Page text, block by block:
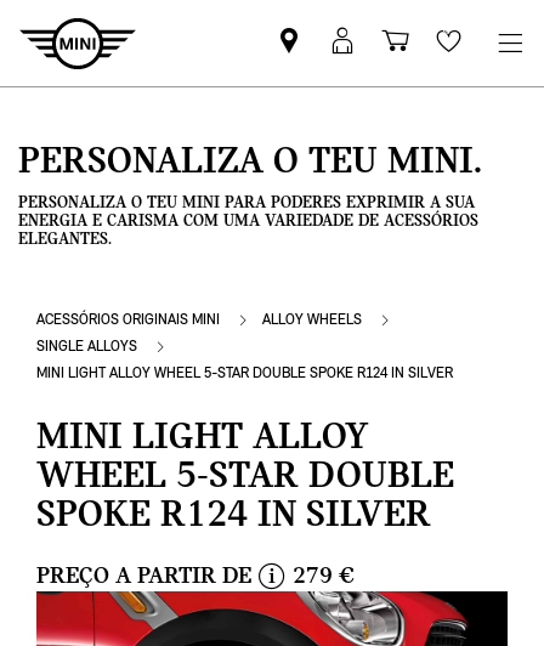
Pesquisar
parceiro
Iniciar
sessão
Carrinho
de
Wishlist
PERSONALIZA O TEU MINI.
PERSONALIZA O TEU MINI PARA PODERES EXPRIMIR A SUA
ENERGIA E CARISMA COM UMA VARIEDADE DE ACESSÓRIOS
ELEGANTES.
ACESSÓRIOS ORIGINAIS MINI
ALLOY WHEELS
SINGLE ALLOYS
MINI LIGHT ALLOY WHEEL 5-STAR DOUBLE SPOKE R124 IN SILVER
MINI LIGHT ALLOY
WHEEL 5-STAR DOUBLE
SPOKE R124 IN SILVER
PREÇO A PARTIR DE 279 €